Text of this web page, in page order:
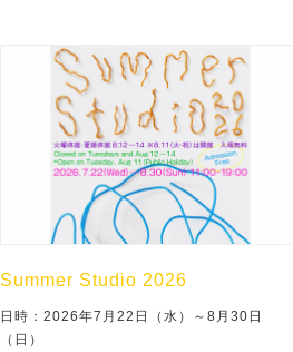
Summer Studio 2026
日時：2026年7月22日（水）～8月30日
（日）